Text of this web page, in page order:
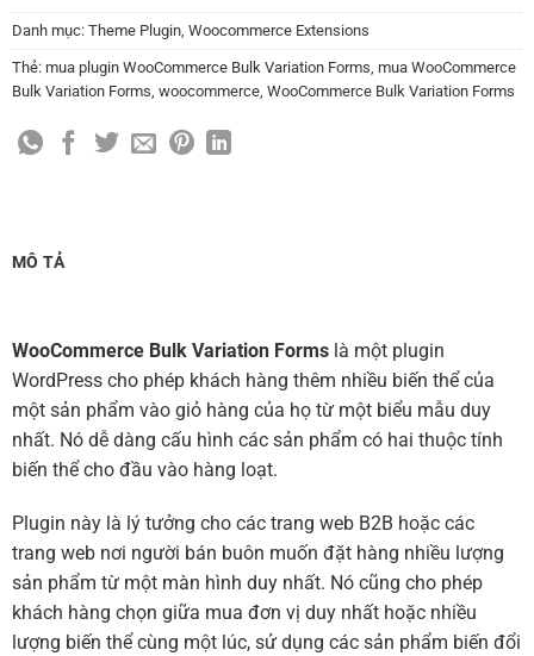
Danh mục: Theme Plugin Woocommerce Extensions
Thẻ: mua plugin WooCommerce Bulk Variation Forms mua WooCommerce
Bulk Variation Forms woocommerce WooCommerce Bulk Variation Forms
MÔ TẢ
WooCommerce Bulk Variation Forms là một plugin
WordPress cho phép khách hàng thêm nhiều biến thể của
một sản phẩm vào giỏ hàng của họ từ một biểu mẫu duy
nhất. Nó dễ dàng cấu hình các sản phẩm có hai thuộc tính
biến thể cho đầu vào hàng loạt.
Plugin này là lý tưởng cho các trang web B2B hoặc các
trang web nơi người bán buôn muốn đặt hàng nhiều lượng
sản phẩm từ một màn hình duy nhất. Nó cũng cho phép
khách hàng chọn giữa mua đơn vị duy nhất hoặc nhiều
lượng biến thể cùng một lúc, sử dụng các sản phẩm biến đổi